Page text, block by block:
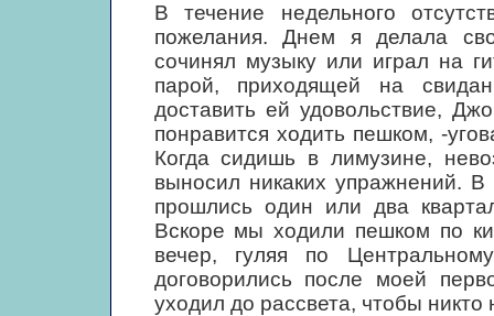
В течение недельного
пожелания. Днем я делала
сочинял музыку или играл на
парой, приходящей на
доставить ей удовольствие,
понравится ходить пешком, -
Когда сидишь в лимузине,
выносил никаких упражнений.
прошлись один или два
Вскоре мы ходили пешком по
вечер, гуляя по
договорились после моей
уходил до рассвета, чтобы